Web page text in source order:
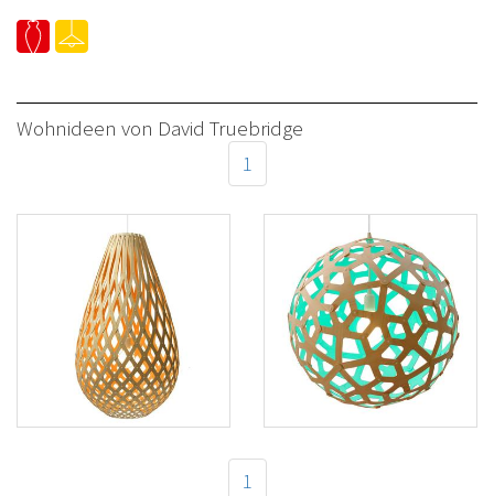
Wohnideen von David Truebridge
1
Leuchte Kura von
David Truebridge
Leuchte "Coral
Aqua" von David
Truebridge
1